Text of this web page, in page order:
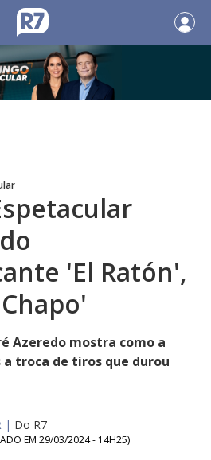
'El Ratón',
Azeredo mostra como a
troca de tiros que durou
| Do R7
EM 29/03/2024 - 14H25)